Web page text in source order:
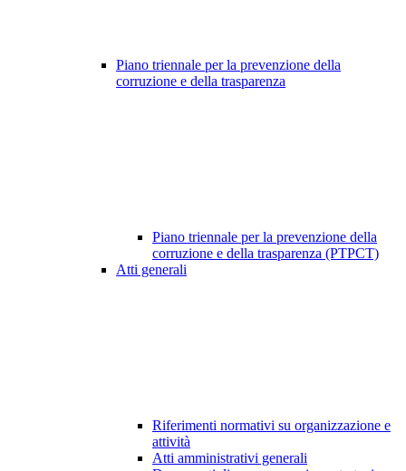
Piano triennale per la prevenzione della
corruzione e della trasparenza
Piano triennale per la prevenzione della
corruzione e della trasparenza (PTPCT)
Atti generali
Riferimenti normativi su organizzazione e
attività
Atti amministrativi generali